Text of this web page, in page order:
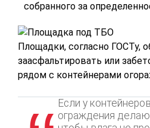
собранного за
Площадки, согласно ГОСТу,
заасфальтировать или
рядом с контейнерами
Если у
ограждения